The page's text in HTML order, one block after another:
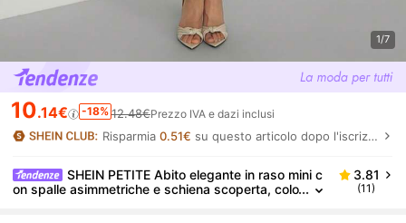
1/7
10.14€ -18% 12.48€Prezzo IVA e dazi inclusi
Risparmia 0.51€ su questo articolo dopo l'iscrizione.
SHEIN PETITE Abito elegante in raso mini c
on spalle asimmetriche e schiena scoperta, colo
3.81
(11)